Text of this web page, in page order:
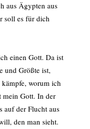
aus Ägypten aus
soll es für dich
einen Gott. Da ist
und Größte ist,
worum ich
mein Gott. In der
auf der Flucht aus
den man sieht.